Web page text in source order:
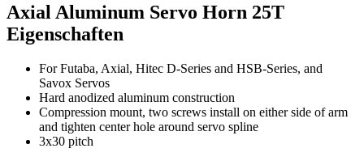
Axial Aluminum Servo Horn 25T
Eigenschaften
For Futaba, Axial, Hitec D-Series and HSB-Series, and
Savox Servos
Hard anodized aluminum construction
Compression mount, two screws install on either side of arm
and tighten center hole around servo spline
3x30 pitch